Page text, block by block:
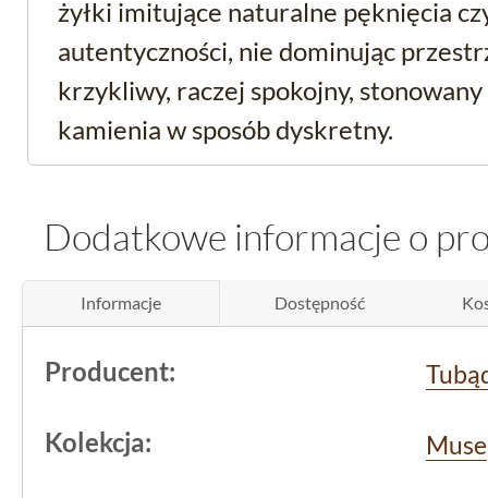
żyłki imitujące naturalne pęknięcia
autentyczności, nie dominując
krzykliwy, raczej spokojny,
kamienia w sposób dyskretny.
w funkcjonalnym
Płytkimają rozmiar 29,8x59,8 cm, co
rektyfikacji. Taka krawędź to
ograniczyć widoczność fug i uzyskać
Dodatkowe informacje o
Informacje Dostępność
Producent:
Kolekcja: Muse